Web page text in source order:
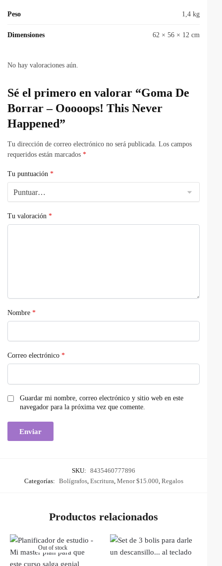
Peso 1,4 kg
Dimensiones 62 × 56 × 12 cm
No hay valoraciones aún.
Sé el primero en valorar “Goma De
Borrar – Ooooops! This Never
Happened”
Tu dirección de correo electrónico no será publicada. Los campos
requeridos están marcados *
Tu puntuación *
Tu valoración *
Nombre *
Correo electrónico *
Guardar mi nombre, correo electrónico y sitio web en este
navegador para la próxima vez que comente.
SKU: 8435460777896
Categorías: Bolígrafos, Escritura, Menor $15.000, Regalos
Productos relacionados
Out of stock